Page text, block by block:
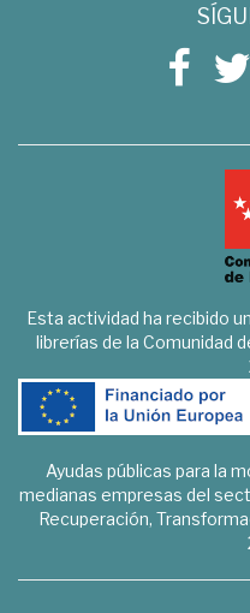
Esta actividad ha recibido
librerías de la Comunidad
Ayudas públicas para la
medianas empresas del
Recuperación,